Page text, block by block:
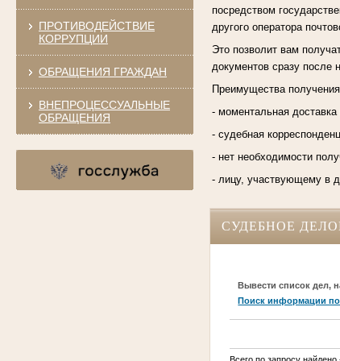
ПРОТИВОДЕЙСТВИЕ
КОРРУПЦИИ
ОБРАЩЕНИЯ ГРАЖДАН
ВНЕПРОЦЕССУАЛЬНЫЕ
ОБРАЩЕНИЯ
посредством
другого оператора
Это позволит вам
документов сразу после
Преимущества
- моментальная
- судебная
- нет необходимости
- лицу, участвующему в
СУДЕБНОЕ
Вывести список дел,
Поиск информации